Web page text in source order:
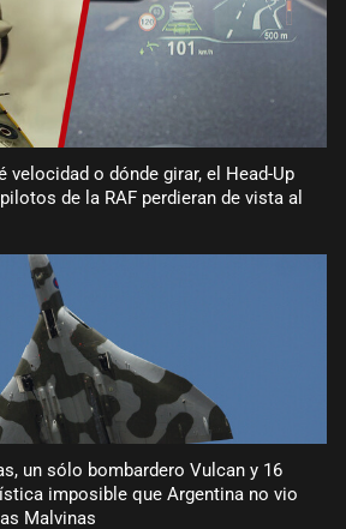
velocidad o dónde girar, el Head-Up
de la RAF perdieran de vista al
un sólo bombardero Vulcan y 16
imposible que Argentina no vio
Malvinas